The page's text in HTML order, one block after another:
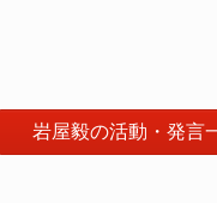
岩屋毅の活動・発言